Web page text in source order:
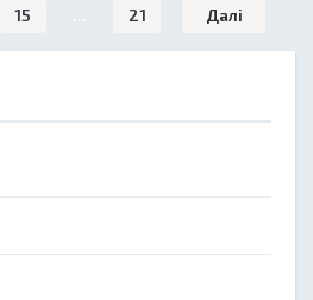
15 21 Далі